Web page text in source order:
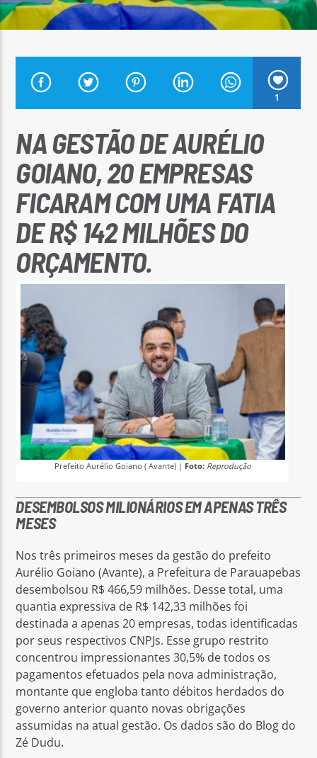
1
NA GESTÃO DE AURÉLIO
GOIANO, 20 EMPRESAS
FICARAM COM UMA FATIA
DE R$ 142 MILHÕES DO
ORÇAMENTO.
Prefeito Aurélio Goiano ( Avante) | Foto: Reprodução
DESEMBOLSOS MILIONÁRIOS EM APENAS TRÊS
MESES
Nos três primeiros meses da gestão do prefeito
Aurélio Goiano (Avante), a Prefeitura de Parauapebas
desembolsou R$ 466,59 milhões. Desse total, uma
quantia expressiva de R$ 142,33 milhões foi
destinada a apenas 20 empresas, todas identificadas
por seus respectivos CNPJs. Esse grupo restrito
concentrou impressionantes 30,5% de todos os
pagamentos efetuados pela nova administração,
montante que engloba tanto débitos herdados do
governo anterior quanto novas obrigações
assumidas na atual gestão. Os dados são do Blog do
Zé Dudu.